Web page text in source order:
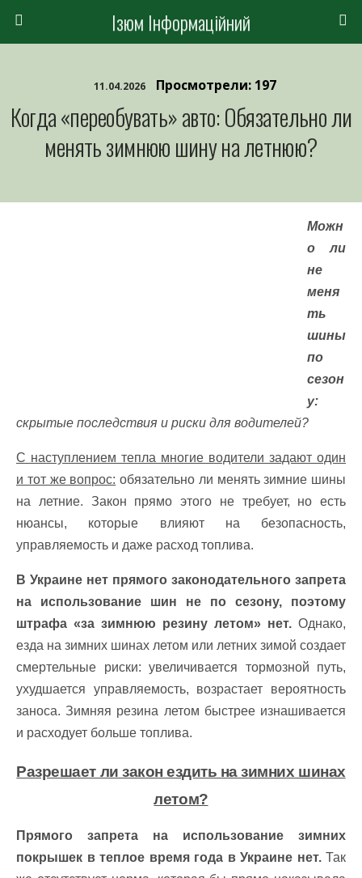
Ізюм Інформаційний
11.04.2026 Просмотрели: 197
Когда «переобувать» авто: Обязательно ли
менять зимнюю шину на летнюю?
Можн
о ли
не
меня
ть
шины
по
сезон
у:
скрытые последствия и риски для водителей?
С наступлением тепла многие водители задают один
и тот же вопрос: обязательно ли менять зимние шины
на летние. Закон прямо этого не требует, но есть
нюансы, которые влияют на безопасность,
управляемость и даже расход топлива.
В Украине нет прямого законодательного запрета
на использование шин не по сезону, поэтому
штрафа «за зимнюю резину летом» нет. Однако,
езда на зимних шинах летом или летних зимой создает
смертельные риски: увеличивается тормозной путь,
ухудшается управляемость, возрастает вероятность
заноса. Зимняя резина летом быстрее изнашивается
и расходует больше топлива.
Разрешает ли закон ездить на зимних шинах
летом?
Прямого запрета на использование зимних
покрышек в теплое время года в Украине нет.Так